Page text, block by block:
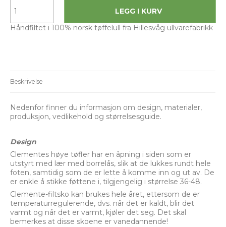
LEGG I KURV
Håndfiltet i 100% norsk tøffelull fra Hillesvåg ullvarefabrikk
Beskrivelse
Nedenfor finner du informasjon om design, materialer,
produksjon, vedlikehold og størrelsesguide.
Design
Clementes høye tøfler har en åpning i siden som er
utstyrt med lær med borrelås, slik at de lukkes rundt hele
foten, samtidig som de er lette å komme inn og ut av. De
er enkle å stikke føttene i, tilgjengelig i størrelse 36-48.
Clemente-filtsko kan brukes hele året, ettersom de er
temperaturregulerende, dvs. når det er kaldt, blir det
varmt og når det er varmt, kjøler det seg. Det skal
bemerkes at disse skoene er vanedannende!